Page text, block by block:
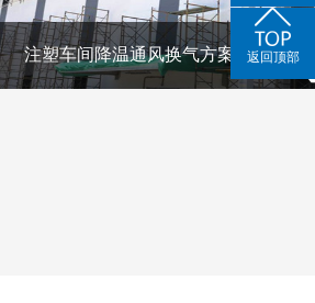
注塑车间降温通风换气方案 返回顶部